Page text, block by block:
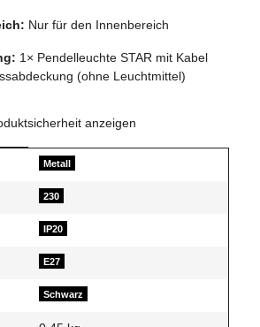
Nur für den Innenbereich
1× Pendelleuchte STAR mit Kabel
(ohne Leuchtmittel)
anzeigen
Metall
230
IP20
E27
Schwarz